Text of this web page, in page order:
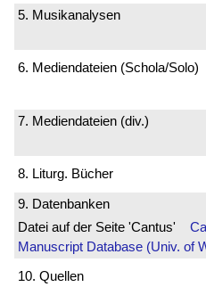
5. Musikanalysen
6. Mediendateien (Schola/Solo)
7. Mediendateien (div.)
8. Liturg. Bücher
9. Datenbanken
Datei auf der Seite 'Cantus'
Manuscript Database (Univ. of
10. Quellen